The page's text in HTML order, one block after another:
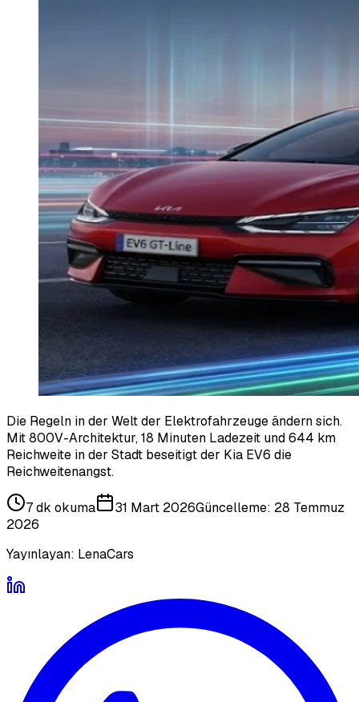
Die Regeln in der Welt der Elektrofahrzeuge ändern sich.
Mit 800V-Architektur, 18 Minuten Ladezeit und 644 km
Reichweite in der Stadt beseitigt der Kia EV6 die
Reichweitenangst.
7 dk okuma 31 Mart 2026Güncelleme: 28 Temmuz
2026
Yayınlayan: LenaCars